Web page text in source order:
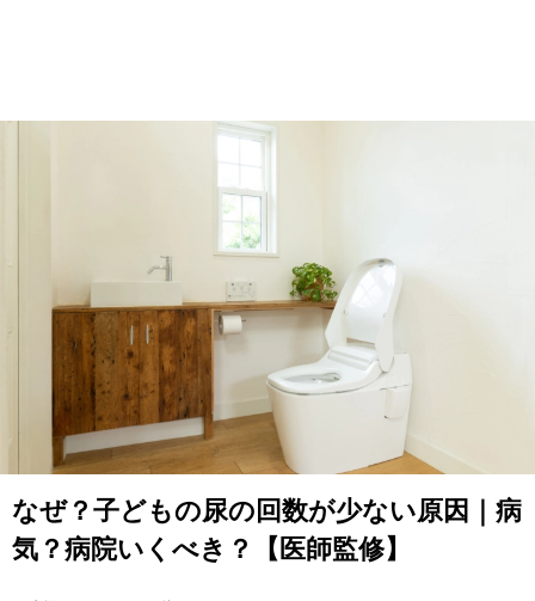
なぜ？子どもの尿の回数が少ない原因｜病
気？病院いくべき？【医師監修】